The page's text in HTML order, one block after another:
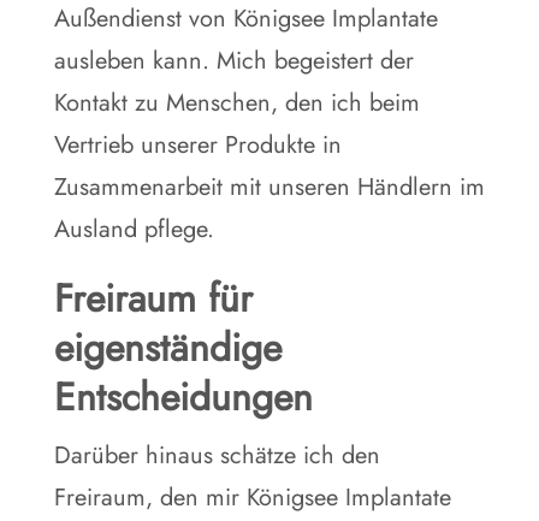
Außendienst von Königsee Implantate
ausleben kann. Mich begeistert der
Kontakt zu Menschen, den ich beim
Vertrieb unserer Produkte in
Zusammenarbeit mit unseren Händlern im
Ausland pflege.
Freiraum für
eigenständige
Entscheidungen
Darüber hinaus schätze ich den
Freiraum, den mir Königsee Implantate